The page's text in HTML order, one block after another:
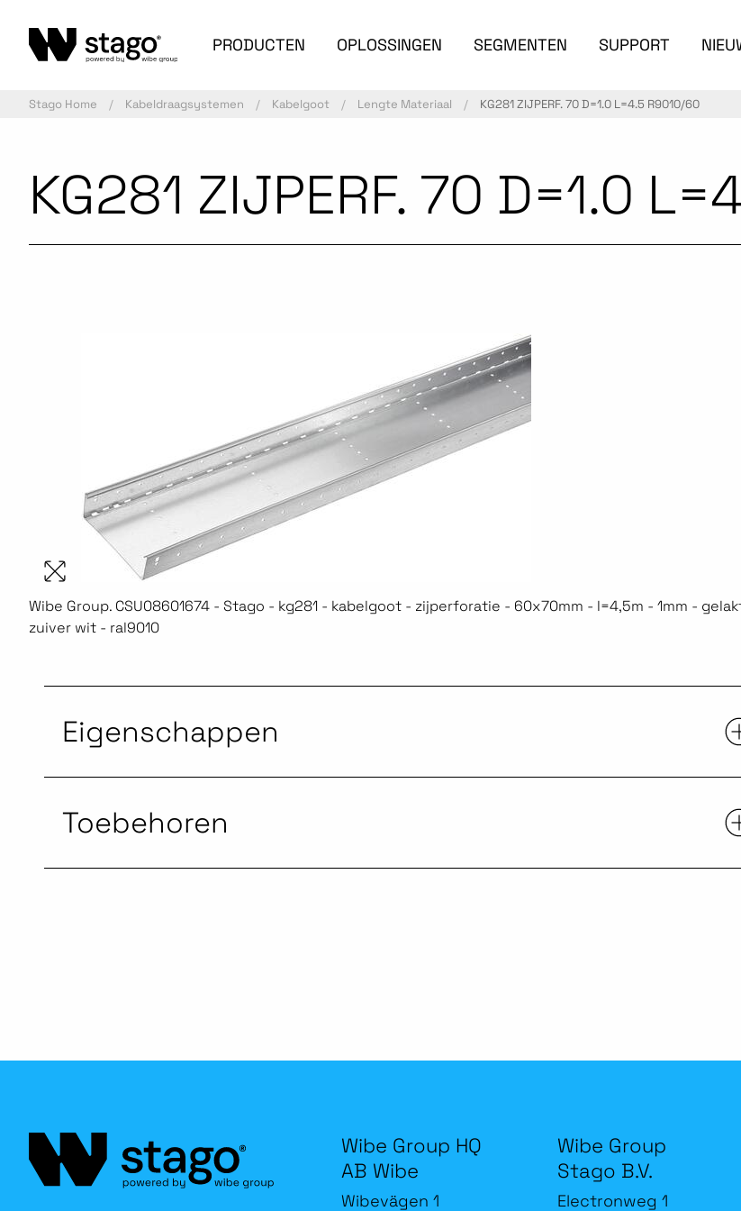
PRODUCTEN OPLOSSINGEN SEGMENTEN SUPPORT
Stago Home Kabeldraagsystemen Kabelgoot Lengte Materiaal KG281 ZIJPERF. 70 D=1.0 L=4.5 R9010/60
KG281 ZIJPERF. 70 D=1.0
Wibe Group. CSU08601674 - Stago - kg281 - kabelgoot - zijperforatie - 60x70mm - l=4,5m - 1mm -
zuiver wit - ral9010
Eigenschappen
Toebehoren
Wibe Group HQ
AB Wibe
Wibevägen 1
Wibe Group
Stago B.V.
Electronweg 1